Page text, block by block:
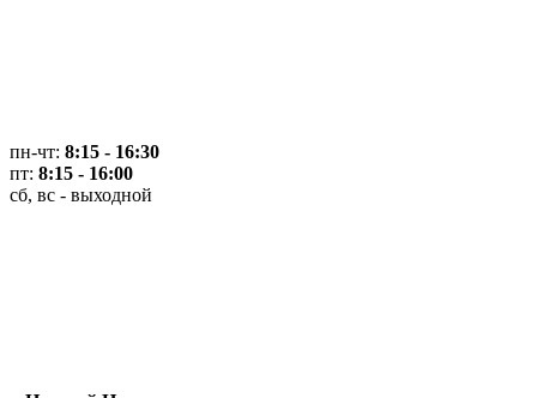
пн-чт: 8:15 - 16:30
пт: 8:15 - 16:00
сб, вс - выходной